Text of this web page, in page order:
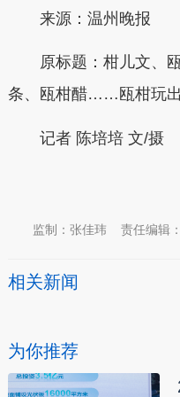
来源：温州晚报
原标题：柑儿文、
条、瓯柑醋……瓯柑玩出
记者 陈培培 文/摄
责任编辑
监制：张佳玮
相关新闻
为你推荐